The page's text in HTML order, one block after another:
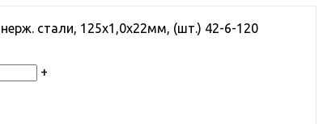
стали, 125х1,0х22мм, (шт.) 42-6-120
+